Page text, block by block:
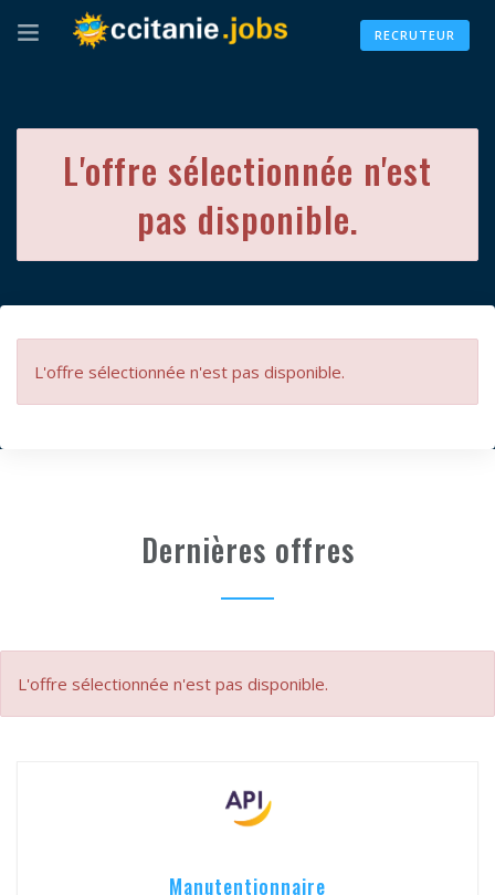
RECRUTEUR
L'offre sélectionnée n'est
pas disponible.
L'offre sélectionnée n'est pas disponible.
Dernières offres
L'offre sélectionnée n'est pas disponible.
Manutentionnaire